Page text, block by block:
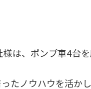
は、ポンプ車4台
たノウハウを活か